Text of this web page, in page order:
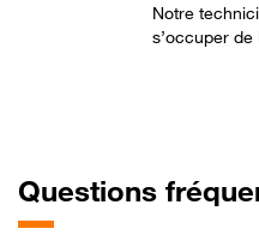
Notre
s’occuper de
Questions